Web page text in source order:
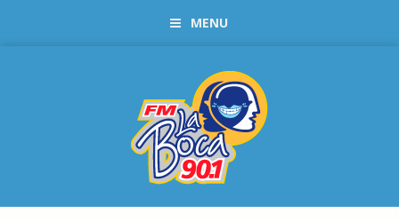
MENU